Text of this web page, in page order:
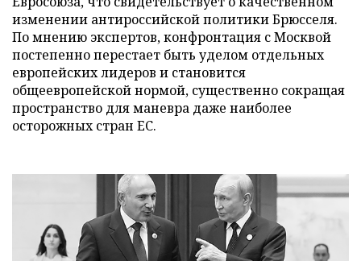
изменении антироссийской политики Брюсселя.
По мнению экспертов, конфронтация с Москвой
постепенно перестает быть уделом отдельных
европейских лидеров и становится
общеевропейской нормой, существенно сокращая
пространство для маневра даже наиболее
осторожных стран ЕС.